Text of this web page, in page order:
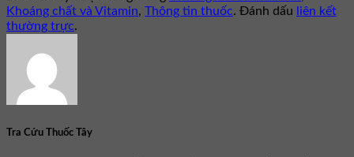
Khoáng chất và Vitamin, Thông tin thuốc. Đánh dấu
liên kết
thường trực.
Tra Cứu Thuốc Tây